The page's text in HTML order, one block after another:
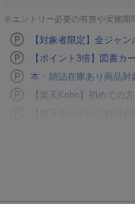
※エントリー必要の有無や実施期
【対象者限定】全ジャ
【ポイント3倍】図書カ
本・雑誌在庫あり商品
【楽天Kobo】初めての
【楽天モバイルご利用